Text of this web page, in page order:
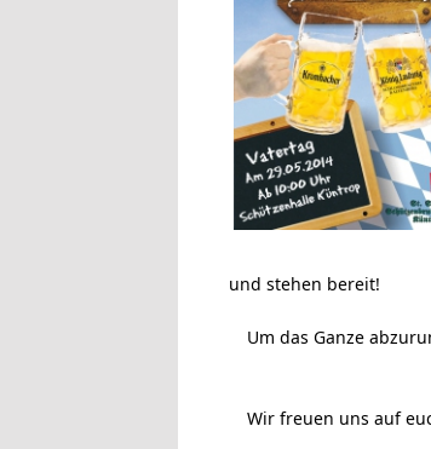
und stehen bereit!
Um das Ganze
Wir freuen uns auf